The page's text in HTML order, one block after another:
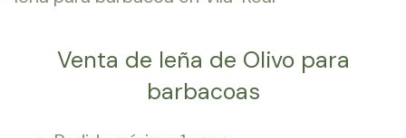
Venta de leña de Olivo para
barbacoas